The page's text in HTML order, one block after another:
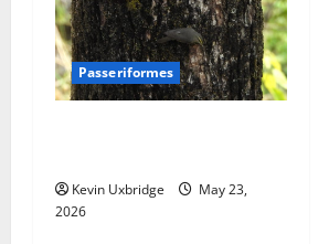
Passeriformes
Kevin Uxbridge
May 23,
2026